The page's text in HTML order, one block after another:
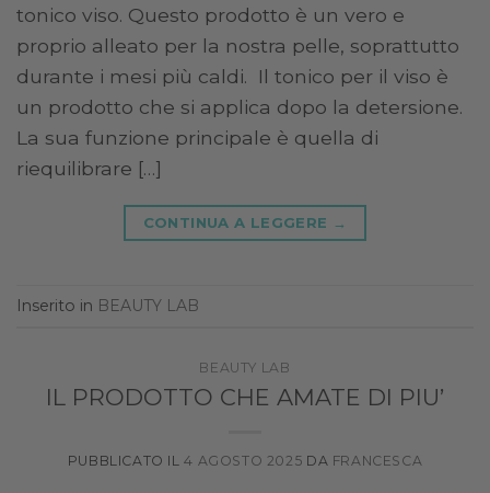
tonico viso. Questo prodotto è un vero e
proprio alleato per la nostra pelle, soprattutto
durante i mesi più caldi. Il tonico per il viso è
un prodotto che si applica dopo la detersione.
La sua funzione principale è quella di
riequilibrare […]
CONTINUA A LEGGERE →
Inserito in BEAUTY LAB
BEAUTY LAB
IL PRODOTTO CHE AMATE DI PIU’
PUBBLICATO IL4 AGOSTO 2025 DA FRANCESCA